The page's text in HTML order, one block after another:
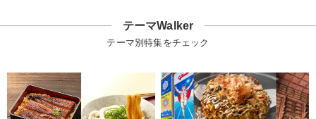
テーマWalker
テーマ別特集をチェック